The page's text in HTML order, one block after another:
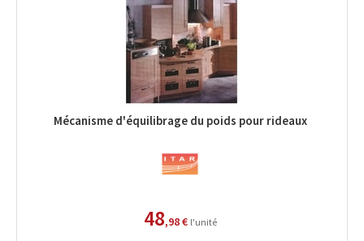
Mécanisme d'équilibrage du poids pour rideaux
48,98 € l'unité